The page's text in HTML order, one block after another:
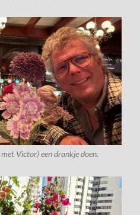
Victor) een drankje doen.